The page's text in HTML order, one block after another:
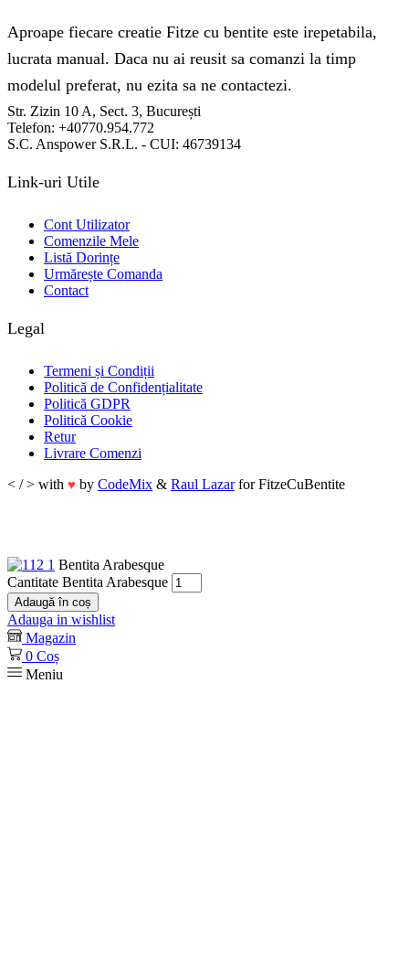
Aproape fiecare creatie Fitze cu bentite este irepetabila,
lucrata manual. Daca nu ai reusit sa comanzi la timp
modelul preferat, nu ezita sa ne contactezi.
Str. Zizin 10 A, Sect. 3, București
Telefon: +40770.954.772
S.C. Anspower S.R.L. - CUI: 46739134
Link-uri Utile
Cont Utilizator
Comenzile Mele
Listă Dorințe
Urmărește Comanda
Contact
Legal
Termeni și Condiții
Politică de Confidențialitate
Politică GDPR
Politică Cookie
Retur
Livrare Comenzi
< / > with ♥ by CodeMix & Raul Lazarfor FitzeCuBentite
Bentita Arabesque
Cantitate Bentita Arabesque
Adaugă în coș
Adauga in wishlist
Magazin
0 Coș
Meniu